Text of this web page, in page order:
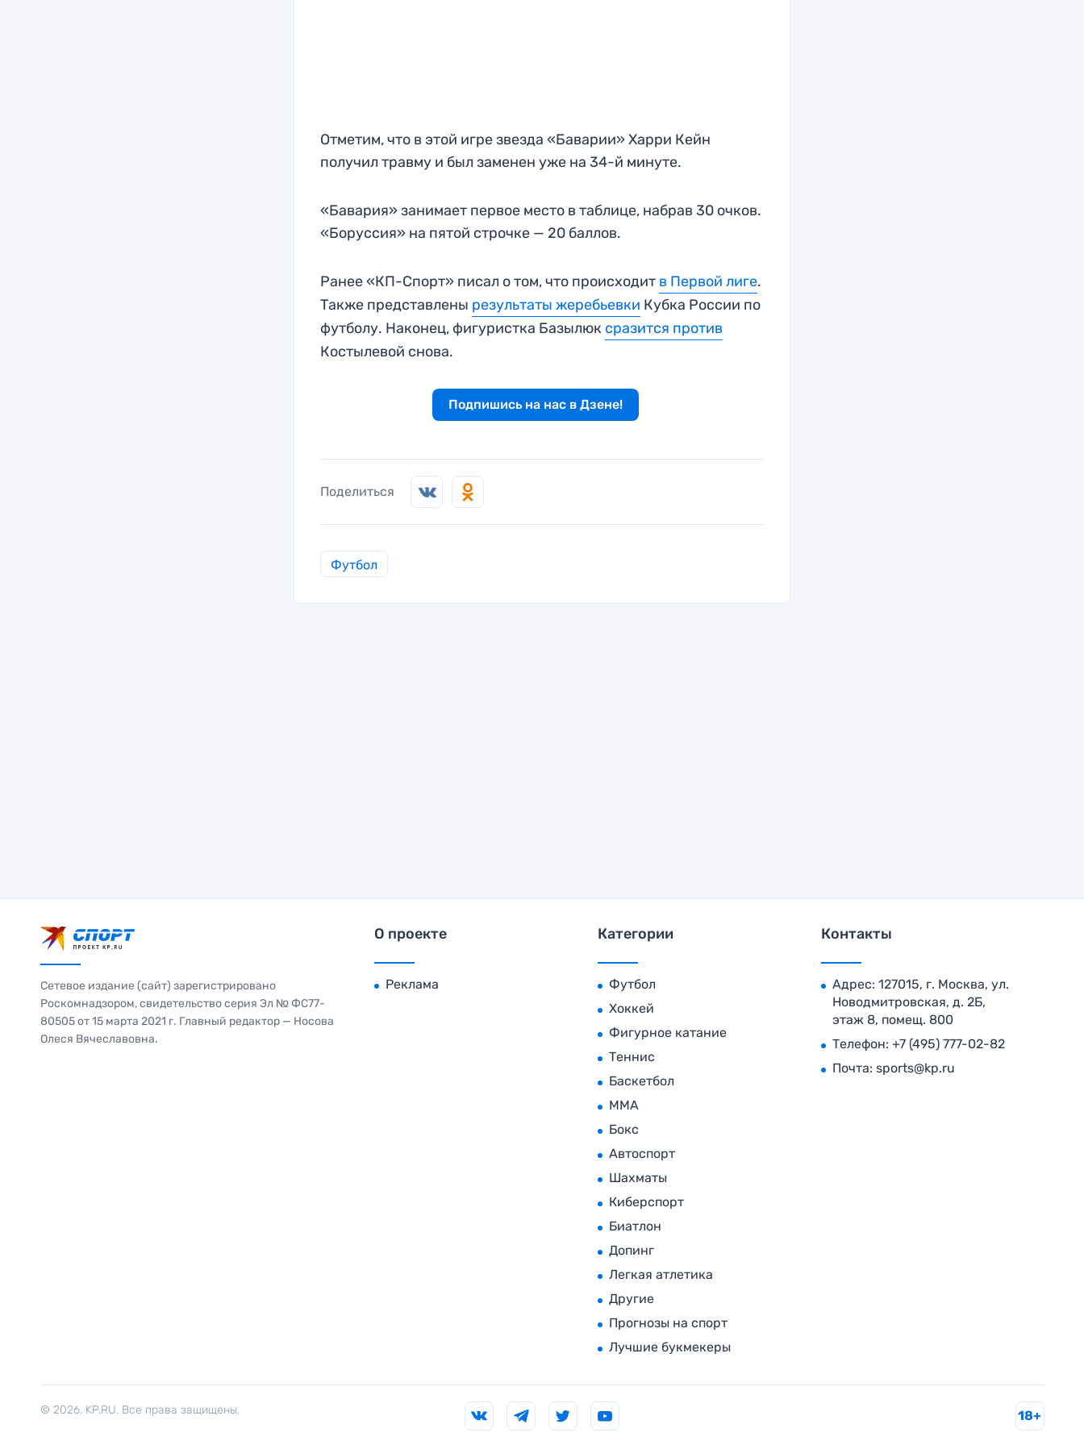
Отметим, что в этой игре звезда «Баварии» Харри Кейн
получил травму и был заменен уже на 34-й минуте.
«Бавария» занимает первое место в таблице, набрав 30 очков.
«Боруссия» на пятой строчке — 20 баллов.
Ранее «КП-Спорт» писал о том, что происходит в Первой лиге.
Также представлены результаты жеребьевки Кубка России по
футболу. Наконец, фигуристка Базылюк сразится против
Костылевой снова.
Подпишись на нас в Дзене!
Поделиться
Футбол
Сетевое издание (сайт) зарегистрировано
Роскомнадзором, свидетельство серия Эл № ФС77-
80505 от 15 марта 2021 г. Главный редактор — Носова
Олеся Вячеславовна.
О проекте
Реклама
Категории
Футбол
Хоккей
Фигурное катание
Теннис
Баскетбол
MMA
Бокс
Автоспорт
Шахматы
Киберспорт
Биатлон
Допинг
Легкая атлетика
Другие
Прогнозы на спорт
Лучшие букмекеры
Контакты
Адрес: 127015, г. Москва, ул.
Новодмитровская, д. 2Б,
этаж 8, помещ. 800
Телефон: +7 (495) 777-02-82
Почта: sports@kp.ru
© 2026. KP.RU. Все права защищены. 18+